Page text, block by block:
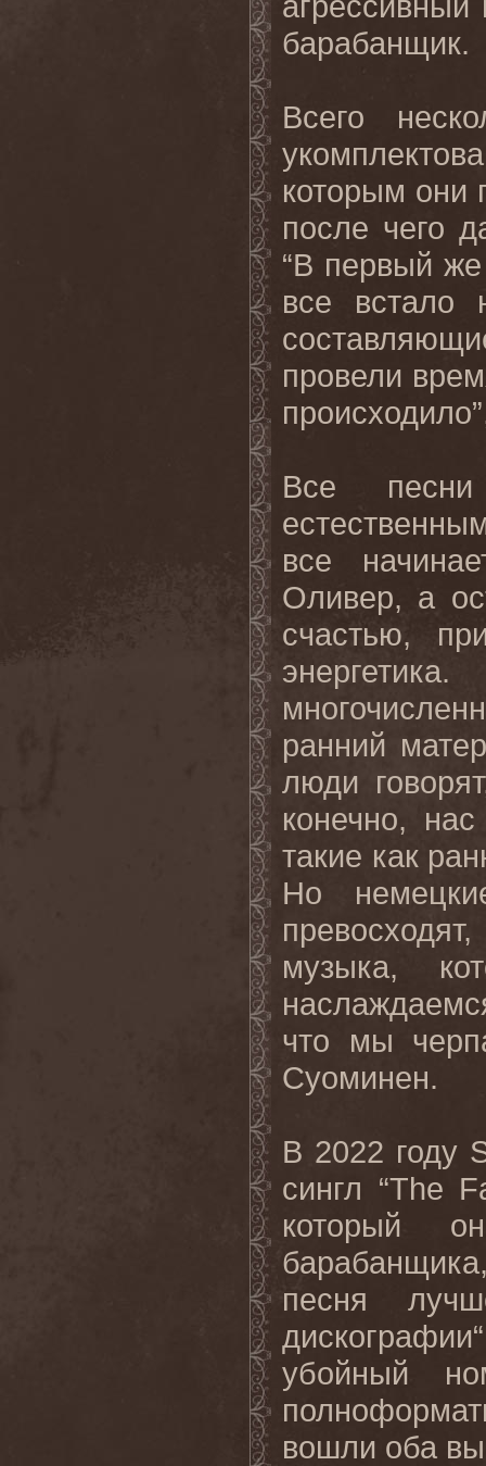
барабанщик.
Всего
которым они
после чего
“В первый
все встало
провели
происходило
Все
песни
все
Оливер, а
счастью,
ранний
люди
конечно,
такие как
Но
музыка,
что мы
Суоминен.
В 2022 году
сингл “The
который
песня
убойный
вошли оба